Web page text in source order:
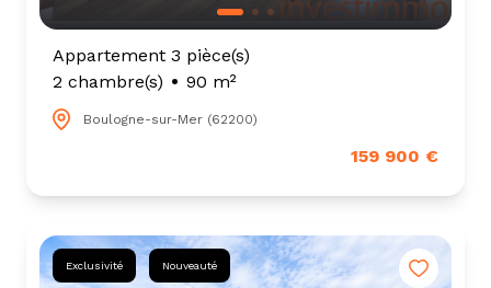
Appartement 3 pièce(s)
2 chambre(s)
90 m²
Boulogne-sur-Mer (62200)
159 900 €
Exclusivité Nouveauté